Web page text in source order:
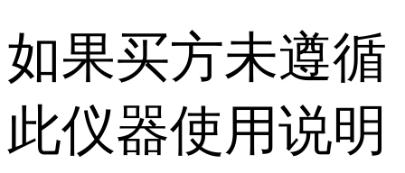
如果买方未遵循
此仪器使用说明